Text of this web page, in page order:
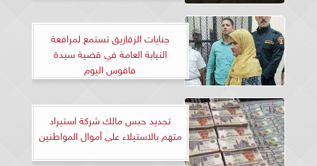
جنايات الزقازيق تستمع لمرافعة
النيابة العامة في قضية سيدة
فاقوس اليوم
تجديد حبس مالك شركة استيراد
متهم بالاستيلاء على أموال المواطنين